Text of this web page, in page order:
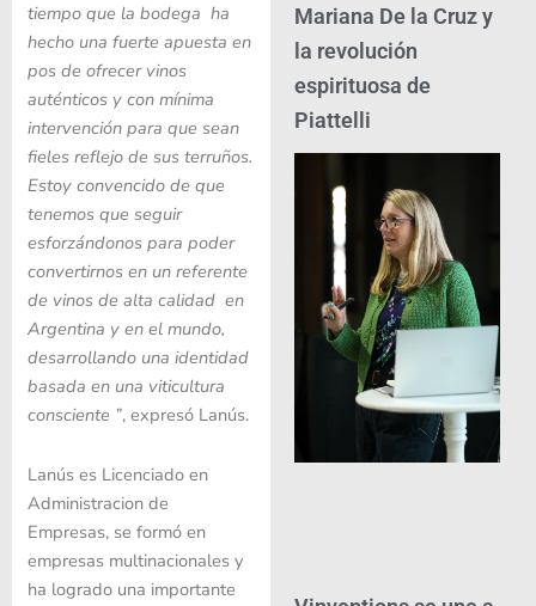
tiempo que la bodega ha
hecho una fuerte apuesta en
pos de ofrecer vinos
auténticos y con mínima
intervención para que sean
fieles reflejo de sus terruños.
Estoy convencido de que
tenemos que seguir
esforzándonos para poder
convertirnos en un referente
de vinos de alta calidad en
Argentina y en el mundo,
desarrollando una identidad
basada en una viticultura
consciente ”, expresó Lanús.
Lanús es Licenciado en
Administracion de
Empresas, se formó en
empresas multinacionales y
ha logrado una importante
Mariana De la Cruz y
la revolución
espirituosa de
Piattelli